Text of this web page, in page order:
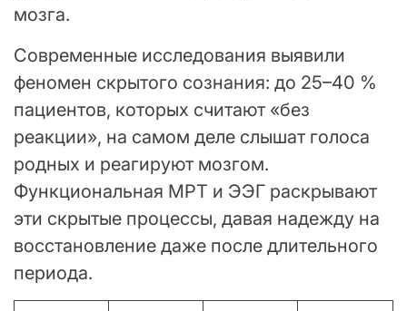
мозга.
Современные исследования выявили
феномен скрытого сознания: до 25–40 %
пациентов, которых считают «без
реакции», на самом деле слышат голоса
родных и реагируют мозгом.
Функциональная МРТ и ЭЭГ раскрывают
эти скрытые процессы, давая надежду на
восстановление даже после длительного
периода.